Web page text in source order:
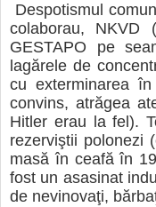
Despotismul
colaborau, NKVD
GESTAPO pe
lagărele de
cu exterminarea
convins, atrăgea
Hitler erau la fel).
rezerviştii polonezi
masă în ceafă în
fost un asasinat
de nevinovaţi,